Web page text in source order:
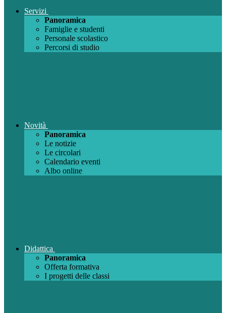
Servizi
Panoramica
Famiglie e studenti
Personale scolastico
Percorsi di studio
Novità
Panoramica
Le notizie
Le circolari
Calendario eventi
Albo online
Didattica
Panoramica
Offerta formativa
I progetti delle classi